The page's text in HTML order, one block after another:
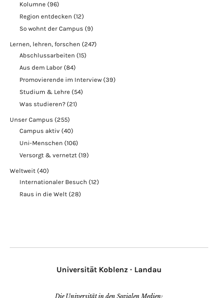
Kolumne (96)
Region entdecken (12)
So wohnt der Campus (9)
Lernen, lehren, forschen (247)
Abschlussarbeiten (15)
Aus dem Labor (84)
Promovierende im Interview (39)
Studium & Lehre (54)
Was studieren? (21)
Unser Campus (255)
Campus aktiv (40)
Uni-Menschen (106)
Versorgt & vernetzt (19)
Weltweit (40)
Internationaler Besuch (12)
Raus in die Welt (28)
Universität Koblenz · Landau
Die Universität in den Sozialen Medien: